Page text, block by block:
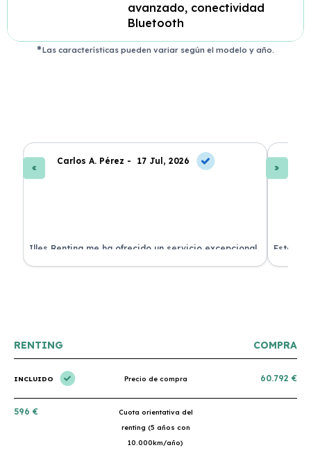
avanzado, conectividad
Bluetooth
Las características pueden variar según el modelo y año.
Carlos A. Pérez - 17 Jul, 2026
Illes Renting me ha ofrecido un servicio excepcional.
Su atención al cliente es muy buena y el coche llegó
Estoy
nuevo y
RENTING COMPRA
INCLUIDO Precio de compra 60.792 €
596 €
Cuota orientativa del
renting (5 años con
10.000km/año)